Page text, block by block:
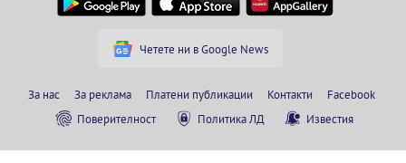
Четете ни в Google News
За нас За реклама Платени публикации Контакти
Facebook
Поверителност
Политика ЛД Известия